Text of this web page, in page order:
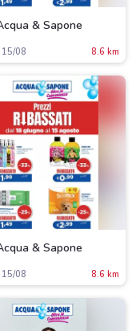
& Sapone
15/08 8.6 km
& Sapone
15/08 8.6 km